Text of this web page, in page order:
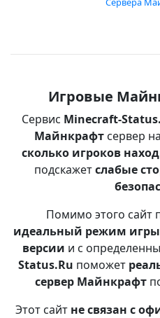
Игровые
Сервис Minecraft-
Майнкрафтсервер
сколько игроков
подскажетслабые
Помимо этого сайт
идеальный режим игры
версии и с
Status.Ru поможет
сервер Майнкрафт
Этот сайт не связан с